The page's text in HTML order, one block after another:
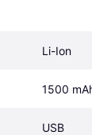
Li-Ion
1500
USB